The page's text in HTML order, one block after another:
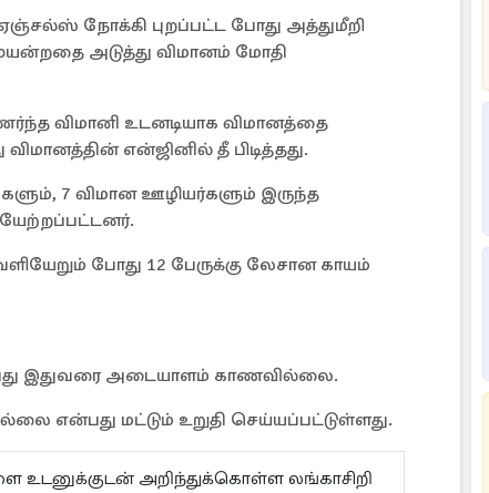
ஏஞ்சல்ஸ் நோக்கி புறப்பட்ட போது அத்துமீறி
அடுத்து விமானம் மோதி
விமானி உடனடியாக விமானத்தை
என்ஜினில் தீ பிடித்தது.
7 விமான ஊழியர்களும் இருந்த
போது 12 பேருக்கு லேசான காயம்
இதுவரை அடையாளம் காணவில்லை.
என்பது மட்டும் உறுதி செய்யப்பட்டுள்ளது.
உடனுக்குடன் அறிந்துக்கொள்ள லங்காசிறி